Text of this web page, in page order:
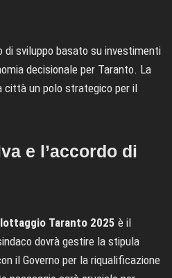
di sviluppo basato su investimenti
decisionale per Taranto. La
città un polo strategico per il
e l’accordo di
Taranto 2025 è il
dovrà gestire la stipula
il Governo per la riqualificazione